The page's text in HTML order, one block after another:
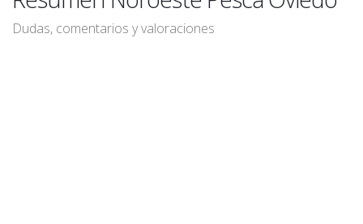
Dudas, comentarios y valoraciones